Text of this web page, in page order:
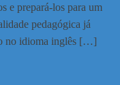
e prepará-los para um
pedagógica já
no idioma inglês […]